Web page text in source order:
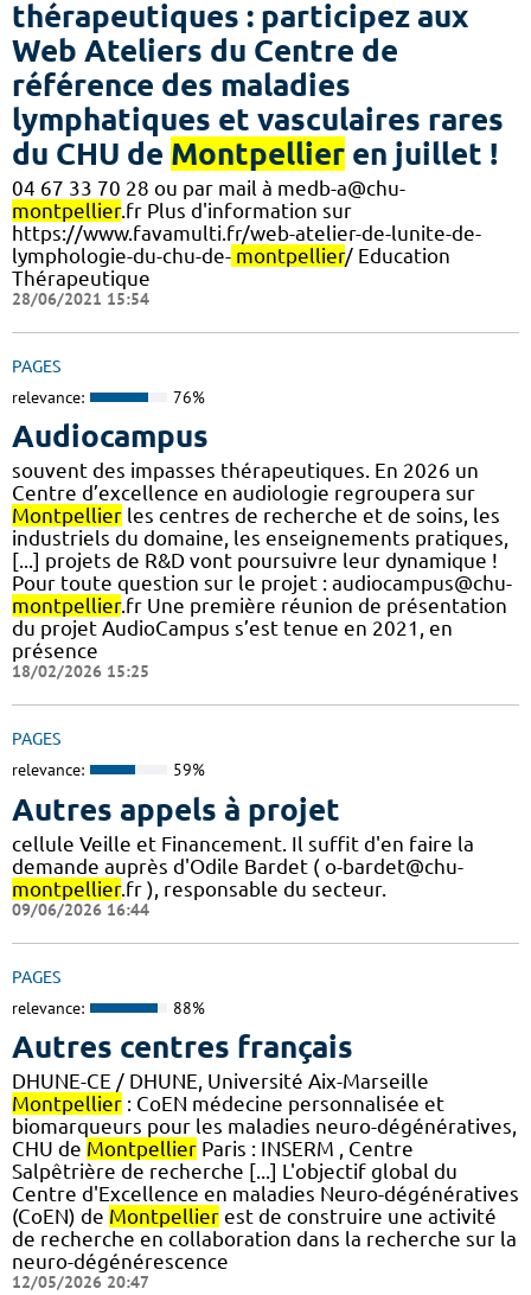
thérapeutiques : participez aux
Web Ateliers du Centre de
référence des maladies
lymphatiques et vasculaires rares
du CHU de Montpellier en juillet !
04 67 33 70 28 ou par mail à medb-a@chu-
montpellier.fr Plus d'information sur
https://www.favamulti.fr/web-atelier-de-lunite-de-
lymphologie-du-chu-de- montpellier/ Education
Thérapeutique
28/06/2021 15:54
PAGES
relevance: 76%
Audiocampus
souvent des impasses thérapeutiques. En 2026 un
Centre d’excellence en audiologie regroupera sur
Montpellier les centres de recherche et de soins, les
industriels du domaine, les enseignements pratiques,
[...] projets de R&D vont poursuivre leur dynamique !
Pour toute question sur le projet : audiocampus@chu-
montpellier.fr Une première réunion de présentation
du projet AudioCampus s’est tenue en 2021, en
présence
18/02/2026 15:25
PAGES
relevance: 59%
Autres appels à projet
cellule Veille et Financement. Il suffit d'en faire la
demande auprès d'Odile Bardet ( o-bardet@chu-
montpellier.fr ), responsable du secteur.
09/06/2026 16:44
PAGES
relevance: 88%
Autres centres français
DHUNE-CE / DHUNE, Université Aix-Marseille
Montpellier : CoEN médecine personnalisée et
biomarqueurs pour les maladies neuro-dégénératives,
CHU de Montpellier Paris : INSERM , Centre
Salpêtrière de recherche [...] L'objectif global du
Centre d'Excellence en maladies Neuro-dégénératives
(CoEN) de Montpellier est de construire une activité
de recherche en collaboration dans la recherche sur la
neuro-dégénérescence
12/05/2026 20:47